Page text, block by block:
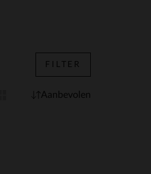
FILTER
Aanbevolen